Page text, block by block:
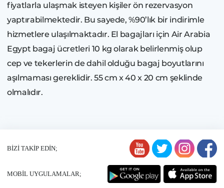
fiyatlarla ulaşmak isteyen kişiler ön rezervasyon
yaptırabilmektedir. Bu sayede, %90’lık bir indirimle
hizmetlere ulaşılmaktadır. El bagajları için Air Arabia
Egypt bagaj ücretleri 10 kg olarak belirlenmiş olup
cep ve tekerlerin de dahil olduğu bagaj boyutlarını
aşılmaması gereklidir. 55 cm x 40 x 20 cm şeklinde
olmalıdır.
BİZİ TAKİP EDİN;
MOBİL UYGULAMALAR;